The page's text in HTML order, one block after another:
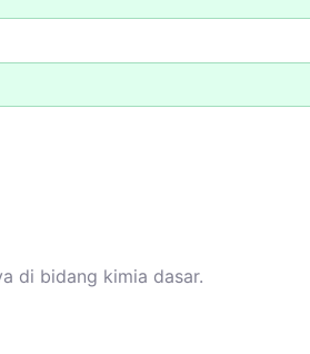
di bidang kimia dasar.